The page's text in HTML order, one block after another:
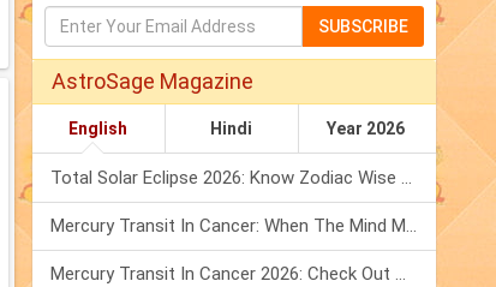
SUBSCRIBE
AstroSage Magazine
English Hindi Year 2026
Total Solar Eclipse 2026: Know Zodiac Wise Prediction
Mercury Transit In Cancer: When The Mind Meets The Heart!
Mercury Transit In Cancer 2026: Check Out What It Brings For You